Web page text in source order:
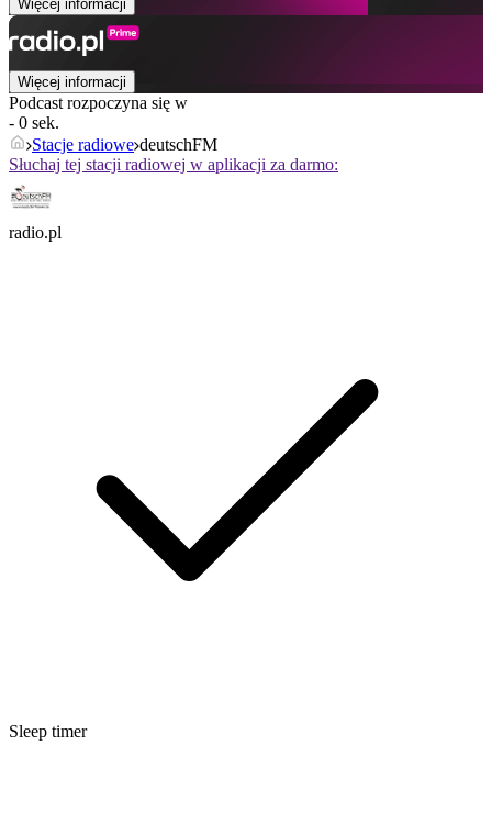
Więcej informacji
Więcej informacji
Podcast rozpoczyna się w
- 0 sek.
Stacje radiowe deutschFM
Słuchaj tej stacji radiowej w aplikacji za darmo:
radio.pl
Sleep timer